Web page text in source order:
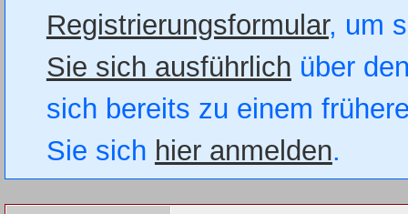
Registrierungsformular, um
Sie sich ausführlich über
sich bereits zu einem
Sie sich hier anmelden.